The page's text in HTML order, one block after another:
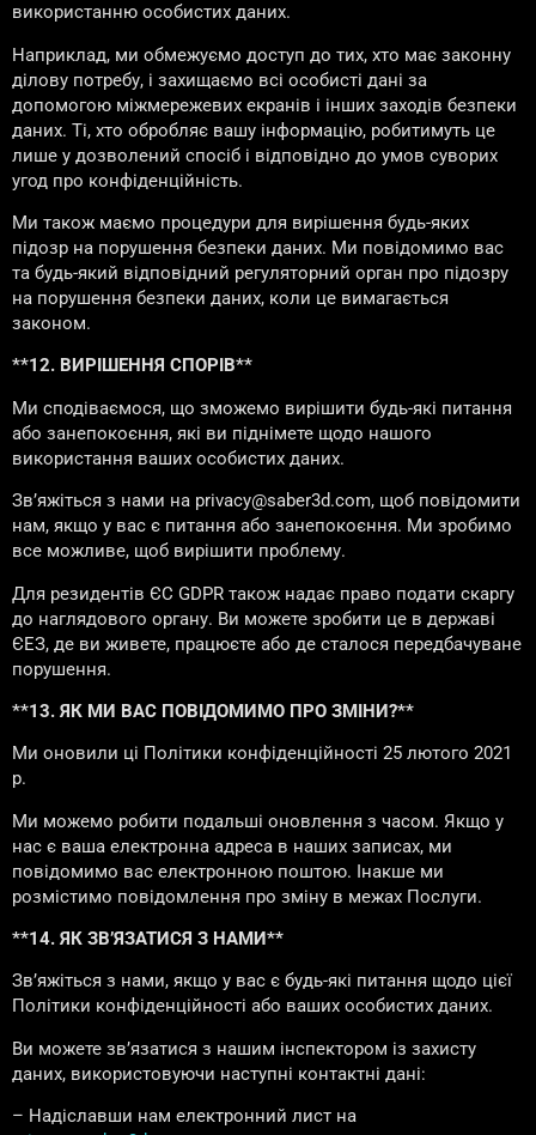
використанню особистих даних.
Наприклад, ми обмежуємо доступ до тих, хто має законну
ділову потребу, і захищаємо всі особисті дані за
допомогою міжмережевих екранів і інших заходів безпеки
даних. Ті, хто обробляє вашу інформацію, робитимуть це
лише у дозволений спосіб і відповідно до умов суворих
угод про конфіденційність.
Ми також маємо процедури для вирішення будь-яких
підозр на порушення безпеки даних. Ми повідомимо вас
та будь-який відповідний регуляторний орган про підозру
на порушення безпеки даних, коли це вимагається
законом.
**12. ВИРІШЕННЯ СПОРІВ**
Ми сподіваємося, що зможемо вирішити будь-які питання
або занепокоєння, які ви піднімете щодо нашого
використання ваших особистих даних.
Зв’яжіться з нами на privacy@saber3d.com, щоб повідомити
нам, якщо у вас є питання або занепокоєння. Ми зробимо
все можливе, щоб вирішити проблему.
Для резидентів ЄС GDPR також надає право подати скаргу
до наглядового органу. Ви можете зробити це в державі
ЄЕЗ, де ви живете, працюєте або де сталося передбачуване
порушення.
**13. ЯК МИ ВАС ПОВІДОМИМО ПРО ЗМІНИ?**
Ми оновили ці Політики конфіденційності 25 лютого 2021
р.
Ми можемо робити подальші оновлення з часом. Якщо у
нас є ваша електронна адреса в наших записах, ми
повідомимо вас електронною поштою. Інакше ми
розмістимо повідомлення про зміну в межах Послуги.
**14. ЯК ЗВ’ЯЗАТИСЯ З НАМИ**
Зв’яжіться з нами, якщо у вас є будь-які питання щодо цієї
Політики конфіденційності або ваших особистих даних.
Ви можете зв’язатися з нашим інспектором із захисту
даних, використовуючи наступні контактні дані:
– Надіславши нам електронний лист на